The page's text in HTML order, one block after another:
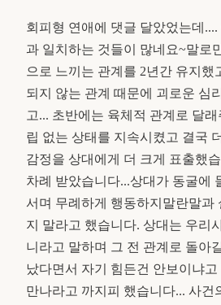
회피형 연애에 댓글 달았었는데
과 일치하는 것들이 많네요~말로
으로 느끼는 관계를 2년간 유지했
되지 않는 관계 때문에 괴로운 심
고... 초반에는 육체적 관계로 달
립 없는 상태를 지속시켰고 결국
감정을 상대에게 더 크게 표출했
차례 받았습니다...상대가 동굴에
서며 무례하게 행동하지말란말과
지 말라고 했습니다. 상대는 우리
니라고 말하며 그 전 관계로 돌아
났다면서 자기 힘든건 안보이냐
만나라고 까지피 했습니다... 사건